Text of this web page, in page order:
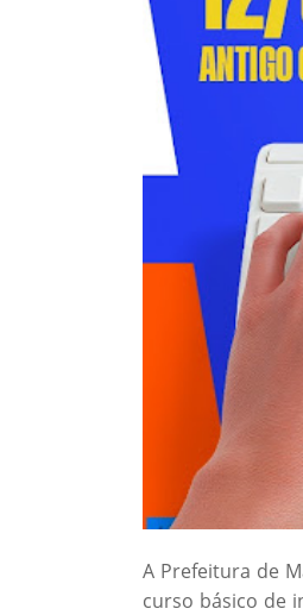
A Prefeitura de
curso básico de